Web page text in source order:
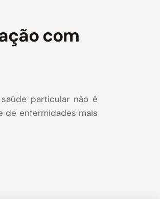
com
particular não é
de enfermidades mais